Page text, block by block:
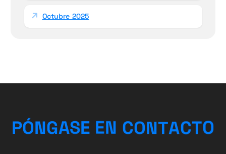
Octubre 2025
PÓNGASE EN CONTACTO